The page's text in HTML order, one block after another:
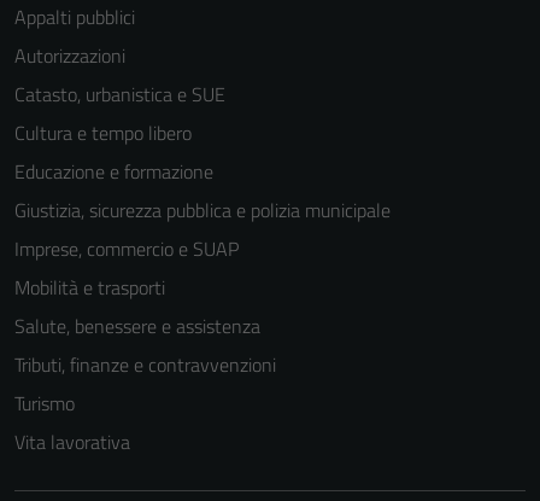
Appalti pubblici
Autorizzazioni
Catasto, urbanistica e SUE
Cultura e tempo libero
Educazione e formazione
Giustizia, sicurezza pubblica e polizia municipale
Imprese, commercio e SUAP
Mobilità e trasporti
Salute, benessere e assistenza
Tributi, finanze e contravvenzioni
Turismo
Vita lavorativa